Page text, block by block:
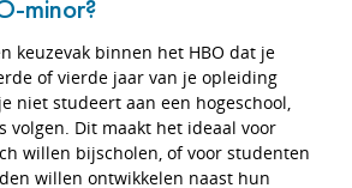
minor?
keuzevak binnen het HBO dat je
of vierde jaar van je opleiding
niet studeert aan een hogeschool,
volgen. Dit maakt het ideaal voor
willen bijscholen, of voor studenten
willen ontwikkelen naast hun